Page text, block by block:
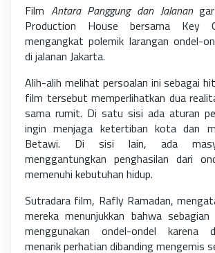
Film Antara Panggung dan Jalanan
Production House bersama Key
mengangkat polemik larangan ondel-
di jalanan Jakarta.
Alih-alih melihat persoalan ini sebagai
film tersebut memperlihatkan dua
sama rumit. Di satu sisi ada aturan
ingin menjaga ketertiban kota dan
Betawi. Di sisi lain, ada
menggantungkan penghasilan dari
memenuhi kebutuhan hidup.
Sutradara film, Rafly Ramadan,
mereka menunjukkan bahwa
menggunakan ondel-ondel karena
menarik perhatian dibanding mengemis